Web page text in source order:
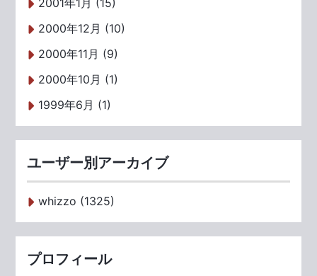
2001年1月 (15)
2000年12月 (10)
2000年11月 (9)
2000年10月 (1)
1999年6月 (1)
ユーザー別アーカイブ
whizzo (1325)
プロフィール